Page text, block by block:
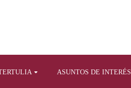
ASUNTOS DE INTERÉS